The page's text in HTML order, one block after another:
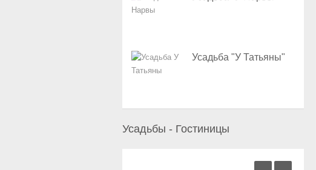
Усадьба "У Татьяны"
Усадьбы - Гостиницы